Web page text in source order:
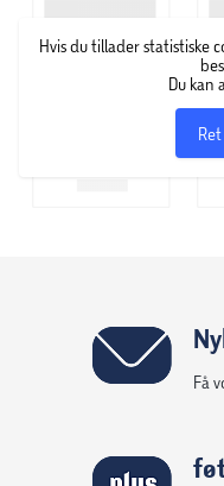
havepavilloner,
ikke ønsker, at gøre
stolpespyddet jævnligt
Herefter monteres
Hvis du tillader statistiske
Du kan
Få